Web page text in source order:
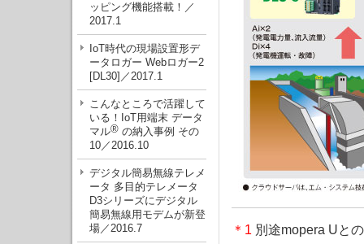
ッピング機能搭載！／
2017.1
IoT時代の現場設置形デ
ータロガー Webロガー2
[DL30]／2017.1
こんなところで活躍して
いる！IoT用端末 データ
マル® の納入事例 その
10／2016.10
デジタル簡易無線テレメ
ータ 多目的テレメータ
D3シリーズにデジタル
簡易無線用モデムが新登
場／2016.7
＊1 別途mopera Uと